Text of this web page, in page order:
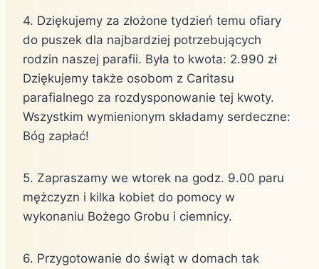
4. Dziękujemy za złożone tydzień temu ofiary
do puszek dla najbardziej potrzebujących
rodzin naszej parafii. Była to kwota: 2.990 zł
Dziękujemy także osobom z Caritasu
parafialnego za rozdysponowanie tej kwoty.
Wszystkim wymienionym składamy serdeczne:
Bóg zapłać!
5. Zapraszamy we wtorek na godz. 9.00 paru
mężczyzn i kilka kobiet do pomocy w
wykonaniu Bożego Grobu i ciemnicy.
6. Przygotowanie do świąt w domach tak